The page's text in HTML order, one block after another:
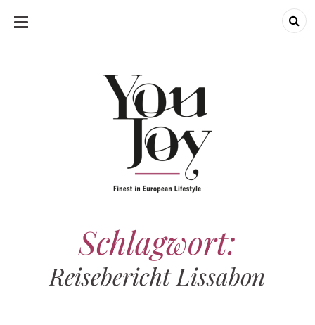
SKIP
Schlagwort:
Reisebericht Lissabon